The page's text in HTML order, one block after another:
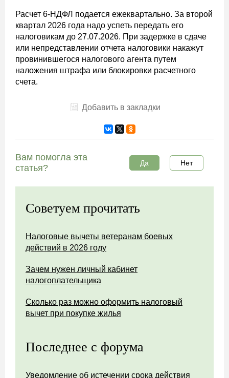
Расчет 6-НДФЛ подается ежеквартально. За второй
квартал 2026 года надо успеть передать его
налоговикам до 27.07.2026. При задержке в сдаче
или непредставлении отчета налоговики накажут
провинившегося налогового агента путем
наложения штрафа или блокировки расчетного
счета.
Добавить в закладки
Вам помогла эта
статья?
Да Нет
Советуем прочитать
Налоговые вычеты ветеранам боевых
действий в 2026 году
Зачем нужен личный кабинет
налогоплательщика
Сколько раз можно оформить налоговый
вычет при покупке жилья
Последнее с форума
Уведомление об истечении срока действия